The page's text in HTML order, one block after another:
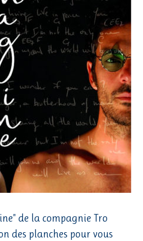
de la compagnie Tro
des planches pour vous